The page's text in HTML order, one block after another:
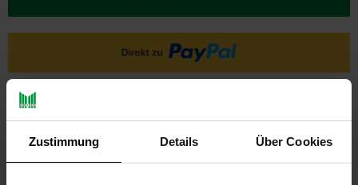
Zustimmung Details Über Cookies
Ja, ich möchte ein Altgerät abgeben.